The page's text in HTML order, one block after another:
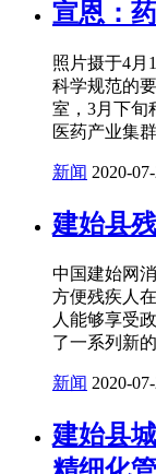
宣恩：
照片摄于4月
科学规范的
室，3月下旬
医药产业集
新闻 2020-
建始县
中国建始网
方便残疾人
人能够享受
了一系列新
新闻 2020-
建始县